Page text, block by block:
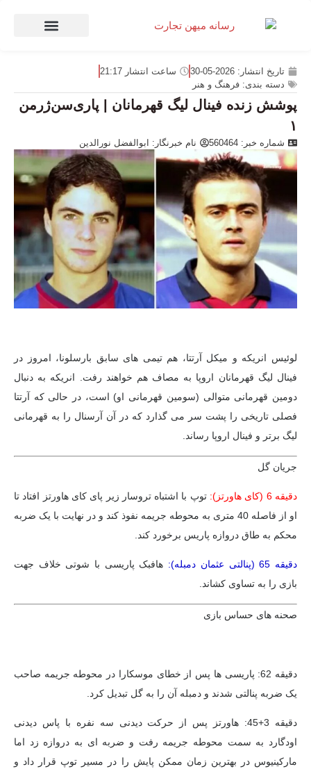
تاریخ انتشار: 2026-05-30 ساعت انتشار 21:17
دسته بندی: فرهنگ و هنر
پوشش زنده فینال لیگ قهرمانان | پاری‌سن‌ژرمن
۱
شماره خبر: 560464 نام خبرنگار: ابوالفضل نورالدین
لوئیس انریکه و میکل آرتتا، هم تیمی های سابق بارسلونا، امروز در
فینال لیگ قهرمانان اروپا به مصاف هم خواهند رفت. انریکه به دنبال
دومین قهرمانی متوالی (سومین قهرمانی او) است، در حالی که آرتتا
فصلی تاریخی را پشت سر می گذارد که در آن آرسنال را به قهرمانی
لیگ برتر و فینال اروپا رساند.
جریان گل
دقیقه 6 (کای هاورتز):
توپ با اشتباه تروسار زیر پای کای هاورتز افتاد تا
او از فاصله 40 متری به محوطه جریمه نفوذ کند و در نهایت با یک ضربه
محکم به طاق دروازه پاریس برخورد کند.
دقیقه 65 (پنالتی عثمان دمبله):
هافبک پاریسی با شوتی خلاف جهت
بازی را به تساوی کشاند.
صحنه های حساس بازی
دقیقه 62: پاریسی ها پس از خطای موسکارا در محوطه جریمه صاحب
یک ضربه پنالتی شدند و دمبله آن را به گل تبدیل کرد.
دقیقه 3+45: هاورتز پس از حرکت دیدنی سه نفره با پاس دیدنی
اودگارد به سمت محوطه جریمه رفت و ضربه ای به دروازه زد اما
مارکینیوس در بهترین زمان ممکن پایش را در مسیر توپ قرار داد و